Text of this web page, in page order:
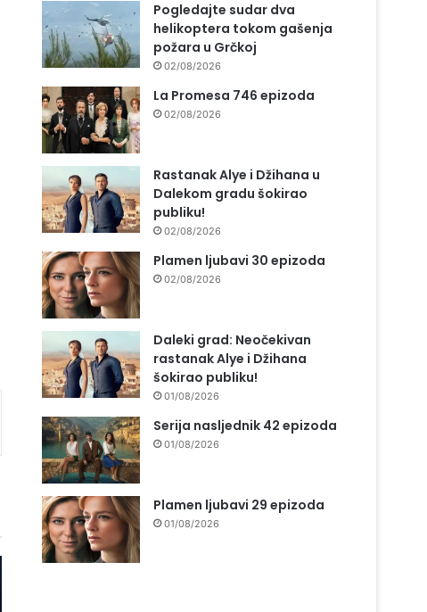
Pogledajte sudar dva
helikoptera tokom gašenja
požara u Grčkoj
02/08/2026
La Promesa 746 epizoda
02/08/2026
Rastanak Alye i Džihana u
Dalekom gradu šokirao
publiku!
02/08/2026
Plamen ljubavi 30 epizoda
02/08/2026
Daleki grad: Neočekivan
rastanak Alye i Džihana
šokirao publiku!
01/08/2026
Serija nasljednik 42 epizoda
01/08/2026
Plamen ljubavi 29 epizoda
01/08/2026